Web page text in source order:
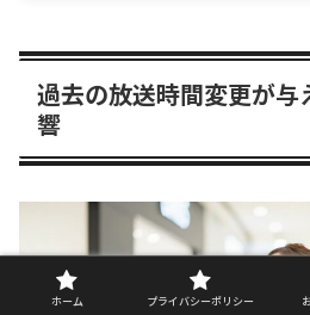
過去の放送時間変更が与
響
ホーム プライバシーポリシー